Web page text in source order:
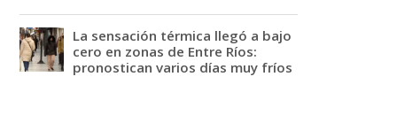
La sensación térmica llegó a bajo
cero en zonas de Entre Ríos:
pronostican varios días muy fríos